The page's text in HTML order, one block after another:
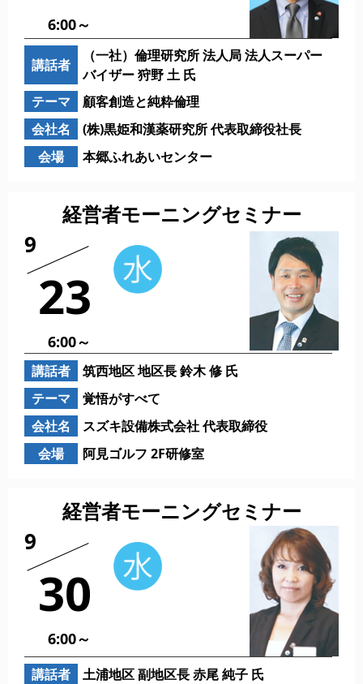
6:00～
講話者
（一社）倫理研究所 法人局 法人スーパー
バイザー 狩野 土 氏
テーマ
顧客創造と純粋倫理
会社名
(株)黒姫和漢薬研究所 代表取締役社長
会場
本郷ふれあいセンター
経営者モーニングセミナー
9
23
6:00～
講話者
筑西地区 地区長 鈴木 修 氏
テーマ
覚悟がすべて
会社名
スズキ設備株式会社 代表取締役
会場
阿見ゴルフ 2F研修室
経営者モーニングセミナー
9
30
6:00～
講話者
土浦地区 副地区長 赤尾 純子 氏